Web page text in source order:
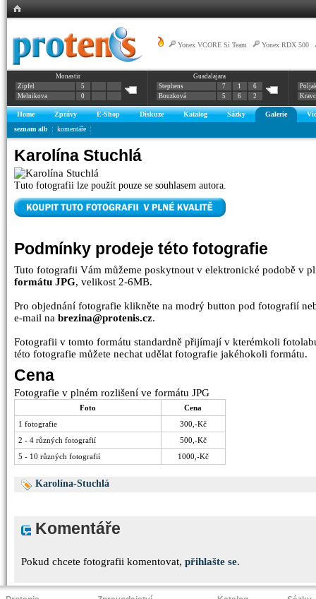
Yonex VCORE Si Team Yonex RDX 500
Monastir
Zipfel
5
Melnikova
0
Guadalajara
Stephens
7 1
6
Bouzková
5 6 2
Home Zprávy E-Shop Diskuze Katalog Sázky Galerie
seznam alb
komentáře
Karolína Stuchlá
Tuto fotografii lze použít pouze se souhlasem autora.
Podmínky prodeje této fotografie
Tuto fotografii Vám můžeme poskytnout v elektronické podobě v
formátu JPG, velikost 2-6MB.
Pro objednání fotografie klikněte na modrý button pod fotografií
e-mail na brezina@protenis.cz.
Fotografii v tomto formátu standardně přijímají v kterémkoli
této fotografie můžete nechat udělat fotografie jakéhokoli formátu.
Cena
Fotografie v plném rozlišení ve formátu JPG
Foto
Cena
1 fotografie
300,-Kč
2 - 4 různých fotografií
500,-Kč
5 - 10 různých fotografií
1000,-Kč
Karolína-Stuchlá
Komentáře
Pokud chcete fotografii komentovat, přihlašte se.